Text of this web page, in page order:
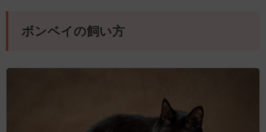
ボンベイの飼い方